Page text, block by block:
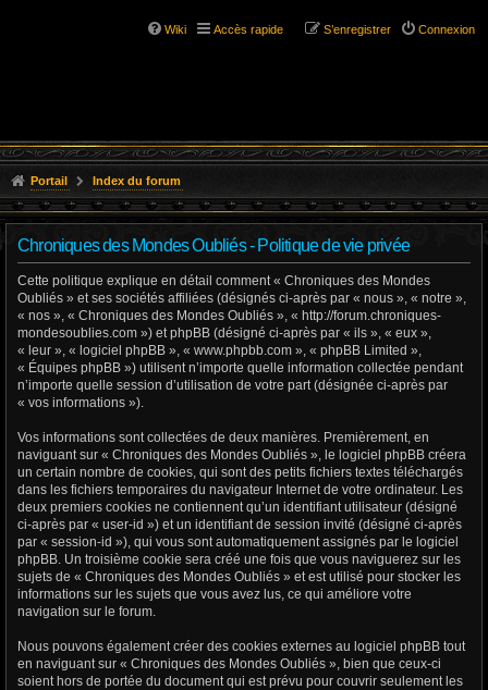
Wiki Accès rapide Connexion
S’enregistrer
Portail Index du forum
Chroniques des Mondes Oubliés - Politique de vie privée
Cette politique explique en détail comment « Chroniques des Mondes
Oubliés » et ses sociétés affiliées (désignés ci-après par « nous », « notre »,
« nos », « Chroniques des Mondes Oubliés », « http://forum.chroniques-
mondesoublies.com ») et phpBB (désigné ci-après par « ils », « eux »,
« leur », « logiciel phpBB », « www.phpbb.com », « phpBB Limited »,
« Équipes phpBB ») utilisent n’importe quelle information collectée pendant
n’importe quelle session d’utilisation de votre part (désignée ci-après par
« vos informations »).
Vos informations sont collectées de deux manières. Premièrement, en
naviguant sur « Chroniques des Mondes Oubliés », le logiciel phpBB créera
un certain nombre de cookies, qui sont des petits fichiers textes téléchargés
dans les fichiers temporaires du navigateur Internet de votre ordinateur. Les
deux premiers cookies ne contiennent qu’un identifiant utilisateur (désigné
ci-après par « user-id ») et un identifiant de session invité (désigné ci-après
par « session-id »), qui vous sont automatiquement assignés par le logiciel
phpBB. Un troisième cookie sera créé une fois que vous naviguerez sur les
sujets de « Chroniques des Mondes Oubliés » et est utilisé pour stocker les
informations sur les sujets que vous avez lus, ce qui améliore votre
navigation sur le forum.
Nous pouvons également créer des cookies externes au logiciel phpBB tout
en naviguant sur « Chroniques des Mondes Oubliés », bien que ceux-ci
soient hors de portée du document qui est prévu pour couvrir seulement les